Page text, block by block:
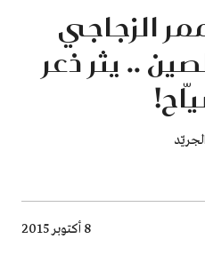
الزجاجي
.. يثر ذعر